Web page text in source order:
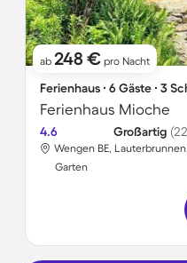
ab 248 € pro Nacht
Ferienhaus ∙ 6 Gäste ∙ 3
Ferienhaus Mioche
4.6 Großartig
Wengen BE,
Garten